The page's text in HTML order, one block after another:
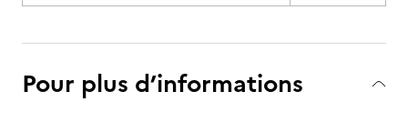
Pour plus d’informations